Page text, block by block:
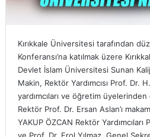
Kırıkkale Üniversitesi tarafından
Konferansı’na katılmak üzere
Devlet İslam Üniversitesi Sunan
Makin, Rektör Yardımcısı Prof. Dr.
yardımcıları ve öğretim
Rektör Prof. Dr. Ersan Aslan’ı
YAKUP ÖZCAN Rektör